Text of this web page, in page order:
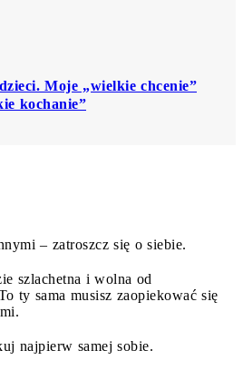
Moje „wielkie chcenie”
kochanie”
– zatroszcz się o siebie.
szlachetna i wolna od
ty sama musisz zaopiekować się
najpierw samej sobie.